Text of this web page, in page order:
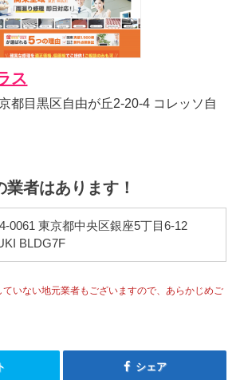
ス
都目黒区自由が丘2-20-4 コレッソ自
者はあります！
0061 東京都中央区銀座5丁目6-12
BLDG7F
いない地元業者もございますので、あらかじめご
シェア